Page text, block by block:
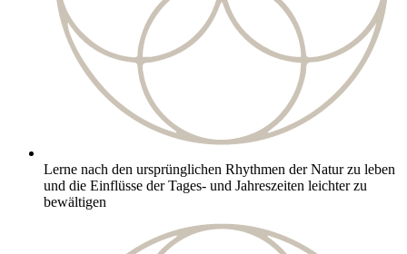
Lerne nach den ursprünglichen Rhythmen der Natur zu leben
und die Einflüsse der Tages- und Jahreszeiten leichter zu
bewältigen